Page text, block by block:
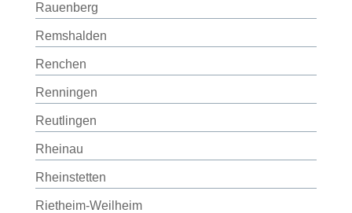
Rauenberg
Remshalden
Renchen
Renningen
Reutlingen
Rheinau
Rheinstetten
Rietheim-Weilheim